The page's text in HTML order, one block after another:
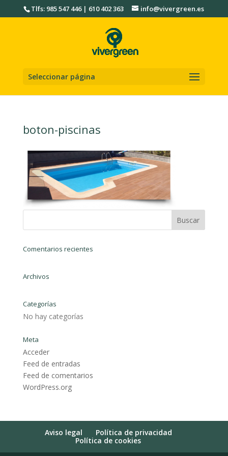
Tlfs: 985 547 446 | 610 402 363 info@vivergreen.es
Seleccionar página
boton-piscinas
Comentarios recientes
Archivos
Categorías
No hay categorías
Meta
Acceder
Feed de entradas
Feed de comentarios
WordPress.org
Aviso legal
Política de privacidad
Política de cookies